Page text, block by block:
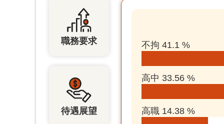
職務要求
待遇展望
不拘 41.1 %
高中 33.56 %
高職 14.38 %